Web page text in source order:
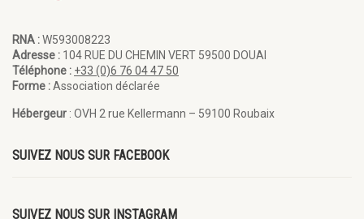
RNA :W593008223
Adresse : 104 RUE DU CHEMIN VERT 59500 DOUAI
Téléphone : +33 (0)6 76 04 47 50
Forme :Association déclarée
Hébergeur : OVH 2 rue Kellermann – 59100 Roubaix
SUIVEZ NOUS SUR FACEBOOK
SUIVEZ NOUS SUR INSTAGRAM